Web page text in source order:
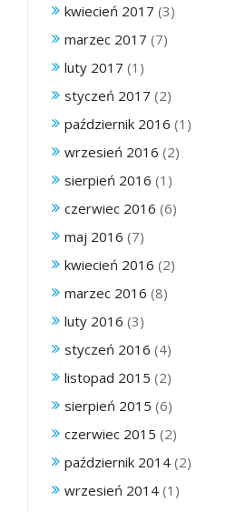
kwiecień 2017 (3)
marzec 2017 (7)
luty 2017 (1)
styczeń 2017 (2)
październik 2016 (1)
wrzesień 2016 (2)
sierpień 2016 (1)
czerwiec 2016 (6)
maj 2016 (7)
kwiecień 2016 (2)
marzec 2016 (8)
luty 2016 (3)
styczeń 2016 (4)
listopad 2015 (2)
sierpień 2015 (6)
czerwiec 2015 (2)
październik 2014 (2)
wrzesień 2014 (1)